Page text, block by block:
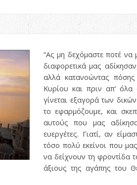
“Ας μη δεχόμαστε ποτέ να
διαφορετικά μας
αλλά κατανοώντας
Κυρίου και πριν απ’
γίνεται εξαγορά των
το εφαρμόζουμε, και
αυτούς που μας
ευεργέτες. Γιατί, αν
τόσο πολύ εκείνοι που
να δείχνουν τη φροντίδα
άξιους της αγάπης του